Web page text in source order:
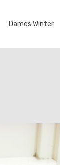
Dames Winter